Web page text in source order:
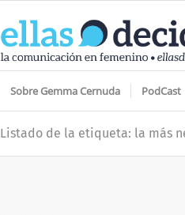
Sobre Gemma Cernuda PodCast
Listado de la etiqueta: la más